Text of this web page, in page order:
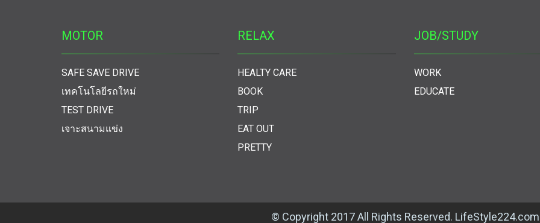
MOTOR
SAFE SAVE DRIVE
เทคโนโลยีรถใหม่
TEST DRIVE
เจาะสนามแข่ง
RELAX
HEALTY CARE
BOOK
TRIP
EAT OUT
PRETTY
JOB/STUDY
WORK
EDUCATE
© Copyright 2017 All Rights Reserved. LifeStyle224.com